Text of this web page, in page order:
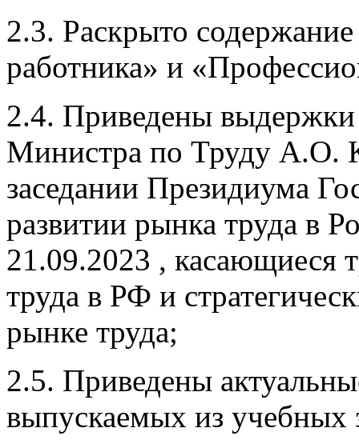
2.3. Раскрыто
работника» и
2.4. Приведены
Министра по Труду А.О.
заседании Президиума
развитии рынка труда в
21.09.2023 , касающиеся
труда в РФ и
рынке труда;
2.5. Приведены
выпускаемых из учебных